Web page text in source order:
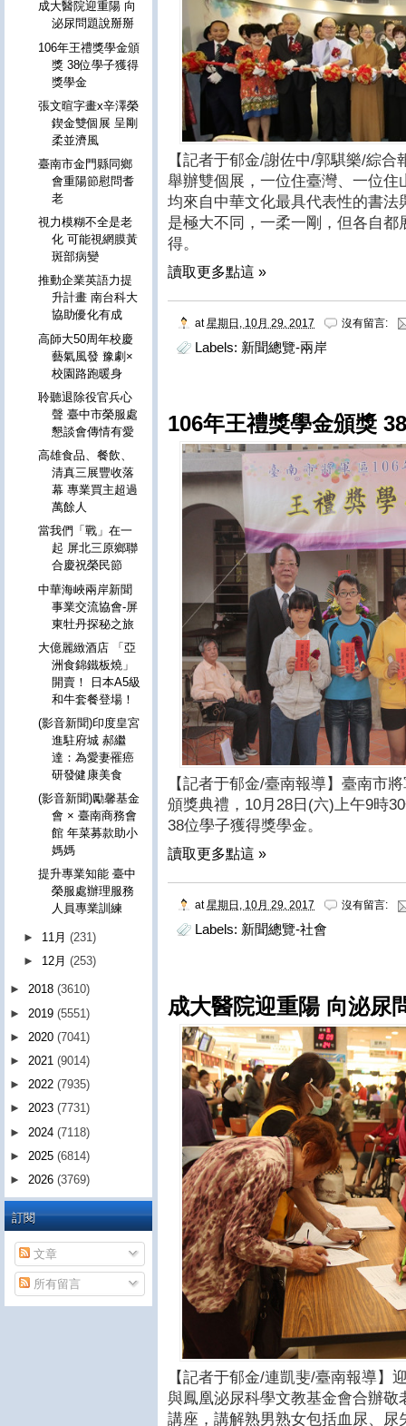
【記者于郁金/謝佐中/郭騏樂/綜
舉辦雙個展，一位住臺灣、一位
均來自中華文化最具代表性的書
是極大不同，一柔一剛，但各自
得。
讀取更多點這 »
at星期日, 10月 29, 2017 沒有留言:
Labels: 新聞總覽-兩岸
106年王禮獎學金頒獎
【記者于郁金/臺南報導】臺南市
頒獎典禮，10月28日(六)上午9時
38位學子獲得獎學金。
讀取更多點這 »
at星期日, 10月 29, 2017 沒有留言:
Labels: 新聞總覽-社會
成大醫院迎重陽 向泌尿
【記者于郁金/連凱斐/臺南報導】
與鳳凰泌尿科學文教基金會合辦
講座，講解熟男熟女包括血尿、
成大醫院迎重陽 向
泌尿問題說掰掰
106年王禮獎學金頒
獎 38位學子獲得
獎學金
張文暄字畫x辛澤榮
鍥金雙個展 呈剛
柔並濟風
臺南市金門縣同鄉
會重陽節慰問耆
老
視力模糊不全是老
化 可能視網膜黃
斑部病變
推動企業英語力提
升計畫 南台科大
協助優化有成
高師大50周年校慶
藝氣風發 豫劇×
校園路跑暖身
聆聽退除役官兵心
聲 臺中市榮服處
懇談會傳情有愛
高雄食品、餐飲、
清真三展豐收落
幕 專業買主超過
萬餘人
當我們「戰」在一
起 屏北三原鄉聯
合慶祝榮民節
中華海峽兩岸新聞
事業交流協會-屏
東牡丹探秘之旅
大億麗緻酒店 「亞
洲食錦鐵板燒」
開賣！ 日本A5級
和牛套餐登場！
(影音新聞)印度皇宮
進駐府城 郝繼
達：為愛妻罹癌
研發健康美食
(影音新聞)勵馨基金
會 × 臺南商務會
館 年菜募款助小
媽媽
提升專業知能 臺中
榮服處辦理服務
人員專業訓練
► 11月(231)
► 12月(253)
► 2018 (3610)
► 2019 (5551)
► 2020 (7041)
► 2021 (9014)
► 2022 (7935)
► 2023 (7731)
► 2024 (7118)
► 2025 (6814)
► 2026 (3769)
訂閱
文章
所有留言